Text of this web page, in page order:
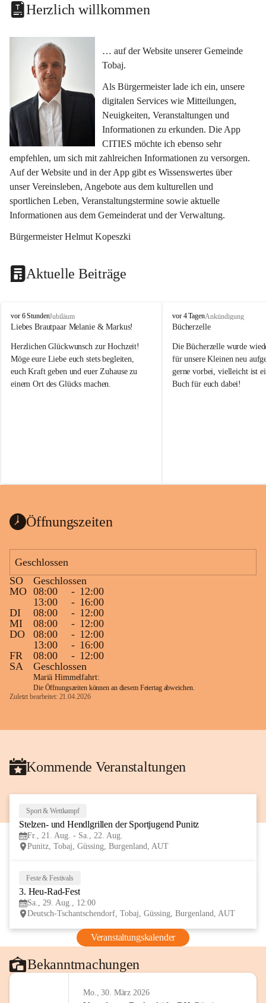
Herzlich willkommen
… auf der Website unserer Gemeinde
Tobaj.
Als Bürgermeister lade ich ein, unsere
digitalen Services wie Mitteilungen,
Neuigkeiten, Veranstaltungen und
Informationen zu erkunden. Die App
CITIES möchte ich ebenso sehr
empfehlen, um sich mit zahlreichen Informationen zu versorgen.
Auf der Website und in der App gibt es Wissenswertes über
unser Vereinsleben, Angebote aus dem kulturellen und
sportlichen Leben, Veranstaltungstermine sowie aktuelle
Informationen aus dem Gemeinderat und der Verwaltung.
Bürgermeister Helmut Kopeszki
Aktuelle Beiträge
T
o
a
j
vor 6 StundenJubiläum
Liebes Brautpaar Melanie & Markus!
Herzlichen Glückwunsch zur Hochzeit!
Möge eure Liebe euch stets begleiten,
euch Kraft geben und euer Zuhause zu
einem Ort des Glücks machen.
T
o
a
j
vor 4 TagenAnkündigung
Bücherzelle
Die Bücherzelle wurde
für unsere Kleinen neu
gerne vorbei, vielleicht ist
Buch für euch dabei!
Wanduhr (!) benutzt und
Öffnungszeiten
Geschlossen
SO
Geschlossen
MO 08:00 - 12:00
13:00
- 16:00
DI
08:00 - 12:00
MI
08:00 - 12:00
DO
08:00 - 12:00
13:00
- 16:00
FR
08:00 - 12:00
SA
Geschlossen
Mariä Himmelfahrt:
Die Öffnungszeiten können an diesem Feiertag abweichen.
Zuletzt bearbeitet: 21.04.2026
Kommende Veranstaltungen
Sport & Wettkampf
Stelzen- und Hendlgrillen der Sportjugend Punitz
Fr., 21. Aug. - Sa., 22. Aug.
Punitz, Tobaj, Güssing, Burgenland, AUT
Feste & Festivals
3. Heu-Rad-Fest
Sa., 29. Aug., 12:00
Deutsch-Tschantschendorf, Tobaj, Güssing, Burgenland, AUT
Veranstaltungskalender
Bekanntmachungen
Mo., 30. März 2026